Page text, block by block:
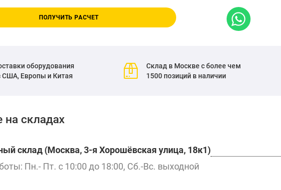
ПОЛУЧИТЬ РАСЧЕТ
оборудования
США, Европы и Китая
Склад в Москве с более чем
1500 позиций в наличии
на складах
склад (Москва, 3-я Хорошёвская улица, 18к1)
Пн.- Пт. с 10:00 до 18:00, Сб.-Вс. выходной